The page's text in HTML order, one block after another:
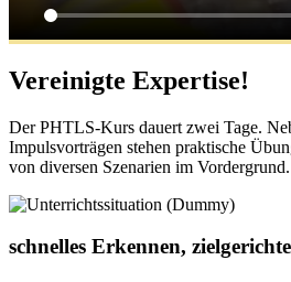
Vereinigte Expertise!
Der PHTLS-Kurs dauert zwei Tage.
Impulsvorträgen stehen praktische
von diversen Szenarien im Vordergrund.
schnelles Erkennen,